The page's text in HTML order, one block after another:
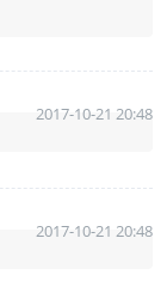
2017-10-21 20:48
2017-10-21 20:48